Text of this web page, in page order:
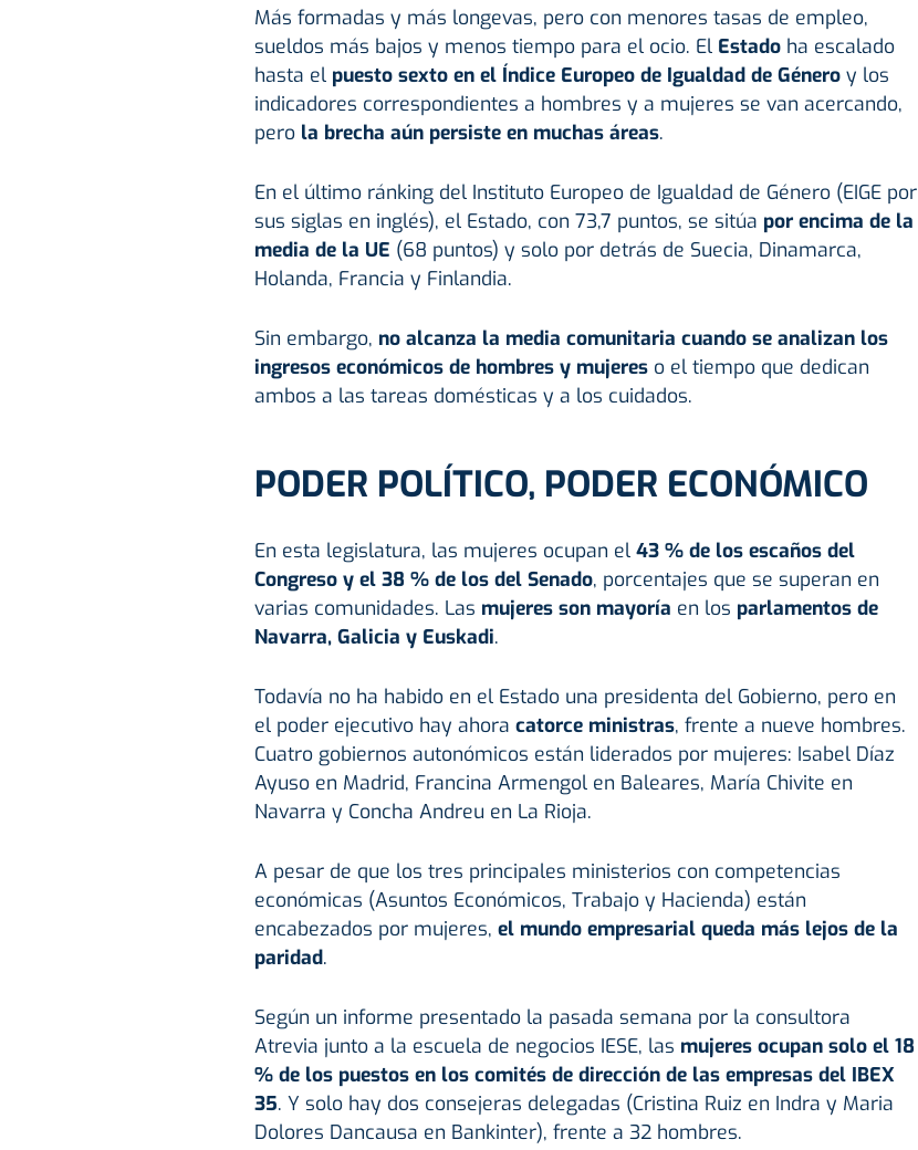
Más formadas y más longevas, pero con menores tasas de empleo,
sueldos más bajos y menos tiempo para el ocio. El Estado ha escalado
hasta el puesto sexto en el Índice Europeo de Igualdad de Género y los
indicadores correspondientes a hombres y a mujeres se van acercando,
pero la brecha aún persiste en muchas áreas.
En el último ránking del Instituto Europeo de Igualdad de Género (EIGE por
sus siglas en inglés), el Estado, con 73,7 puntos, se sitúa por encima de la
media de la UE (68 puntos) y solo por detrás de Suecia, Dinamarca,
Holanda, Francia y Finlandia.
Sin embargo, no alcanza la media comunitaria cuando se analizan los
ingresos económicos de hombres y mujeres o el tiempo que dedican
ambos a las tareas domésticas y a los cuidados.
PODER POLÍTICO, PODER ECONÓMICO
En esta legislatura, las mujeres ocupan el 43 % de los escaños del
Congreso y el 38 % de los del Senado, porcentajes que se superan en
varias comunidades. Las mujeres son mayoría en los parlamentos de
Navarra, Galicia y Euskadi.
Todavía no ha habido en el Estado una presidenta del Gobierno, pero en
el poder ejecutivo hay ahora catorce ministras, frente a nueve hombres.
Cuatro gobiernos autonómicos están liderados por mujeres: Isabel Díaz
Ayuso en Madrid, Francina Armengol en Baleares, María Chivite en
Navarra y Concha Andreu en La Rioja.
A pesar de que los tres principales ministerios con competencias
económicas (Asuntos Económicos, Trabajo y Hacienda) están
encabezados por mujeres, el mundo empresarial queda más lejos de la
paridad.
Según un informe presentado la pasada semana por la consultora
Atrevia junto a la escuela de negocios IESE, las mujeres ocupan solo el 18
% de los puestos en los comités de dirección de las empresas del IBEX
35. Y solo hay dos consejeras delegadas (Cristina Ruiz en Indra y Maria
Dolores Dancausa en Bankinter), frente a 32 hombres.